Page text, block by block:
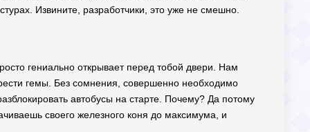
Извините, разработчики, это уже не смешно.
гениально открывает перед тобой двери. Нам
гемы. Без сомнения, совершенно необходимо
автобусы на старте. Почему? Да потому
своего железного коня до максимума, и